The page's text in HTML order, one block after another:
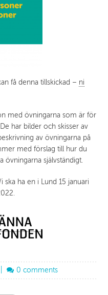
få denna tillskickad – ni
med övningarna som är för
har bilder och skisser av
av övningarna på
med förslag till hur du
övningarna självständigt.
ska ha en i Lund 15 januari
0 comments